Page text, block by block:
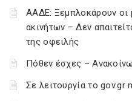
ΑΑΔΕ: Ξεμπλοκάρουν οι
ακινήτων – Δεν
της οφειλής
Πόθεν έσχες –
Σε λειτουργία το gov.gr